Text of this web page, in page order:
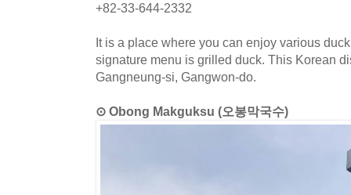
+82-33-644-2332
It is a place where you can enjoy various
signature menu is grilled duck. This Korean
Gangneung-si, Gangwon-do.
⊙ Obong Makguksu (오봉막국수)